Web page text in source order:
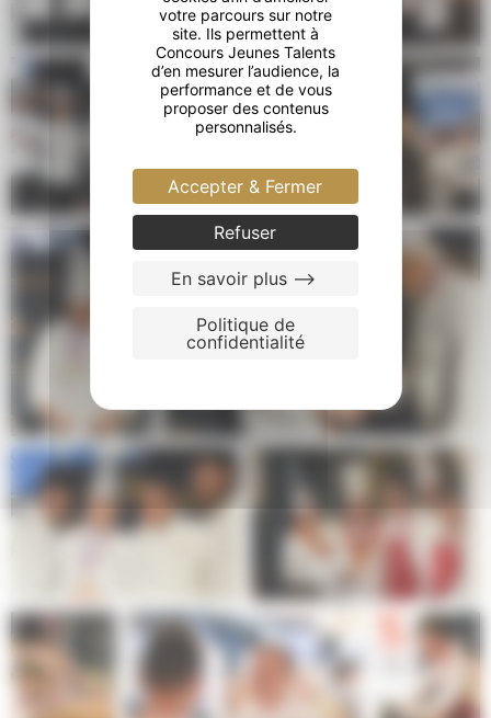
votre parcours sur notre
site. Ils permettent à
Concours Jeunes Talents
d’en mesurer l’audience, la
performance et de vous
proposer des contenus
personnalisés.
Accepter & Fermer
Refuser
En savoir plus -->
Politique de
confidentialité